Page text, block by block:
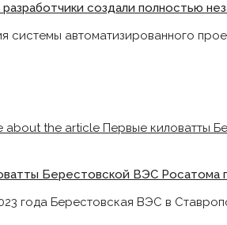
создали полностью
системы автоматизированного
Берестовской ВЭС Росатома
года Берестовская ВЭС в